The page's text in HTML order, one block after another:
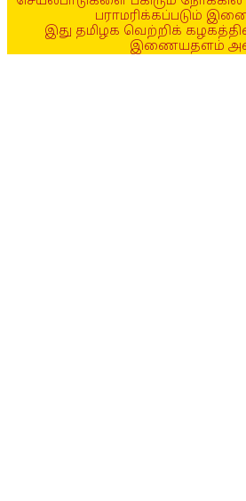
பராமரிக்கப்படும்
இது தமிழக வெற்றிக்
இணையதளம்